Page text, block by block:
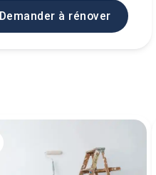
Demander à rénover